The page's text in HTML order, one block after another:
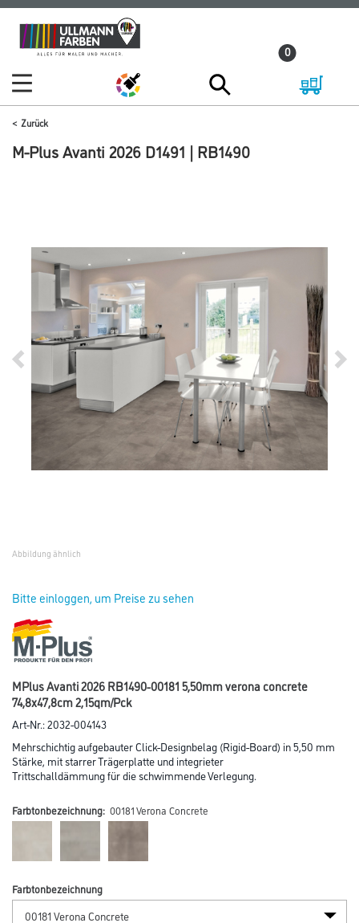
Zum
Inhalt
Zum
Navigationsmenü
0
Zurück
M-Plus Avanti 2026 D1491 | RB1490
Abbildung ähnlich
Bitte einloggen, um Preise zu sehen
MPlus Avanti 2026 RB1490-00181 5,50mm verona concrete
74,8x47,8cm 2,15qm/Pck
Art-Nr.:2032-004143
Mehrschichtig aufgebauter Click-Designbelag (Rigid-Board) in 5,50 mm
Stärke, mit starrer Trägerplatte und integrieter
Trittschalldämmung für die schwimmende Verlegung.
Farbtonbezeichnung: 00181 Verona Concrete
Farbtonbezeichnung